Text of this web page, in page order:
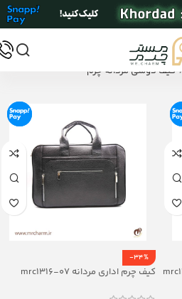
/کیف دوشی مردانه چرم
-34%
کیف چرم اداری مردانه mrc1316-07